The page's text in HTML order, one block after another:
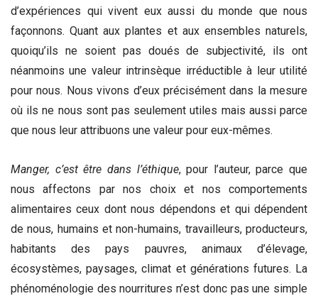
d’expériences qui vivent eux aussi du monde que nous
façonnons. Quant aux plantes et aux ensembles naturels,
quoiqu’ils ne soient pas doués de subjectivité, ils ont
néanmoins une valeur intrinsèque irréductible à leur utilité
pour nous. Nous vivons d’eux précisément dans la mesure
où ils ne nous sont pas seulement utiles mais aussi parce
que nous leur attribuons une valeur pour eux-mêmes.
Manger, c’estêtre dans l’éthique, pour l’auteur, parce que
nous affectons par nos choix et nos comportements
alimentaires ceux dont nous dépendons et qui dépendent
de nous, humains et non-humains, travailleurs, producteurs,
habitants des pays pauvres, animaux d’élevage,
écosystèmes, paysages, climat et générations futures. La
phénoménologie des nourritures n’est donc pas une simple